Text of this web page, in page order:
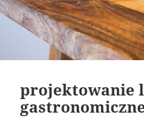
projektowanie